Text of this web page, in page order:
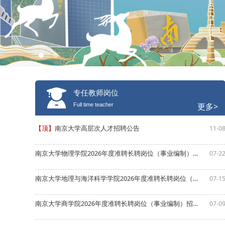
专任教师岗位
Full time teacher 更多>
【顶】 南京大学高层次人才招聘公告 11-
南京大学物理学院2026年度准聘长聘岗位（事业编制）招聘公告 07-
南京大学地理与海洋科学学院2026年度准聘长聘岗位（事业编制）招聘公告 07-
南京大学商学院2026年度准聘长聘岗位（事业编制）招聘公告 07-